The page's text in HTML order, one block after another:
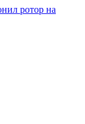
ротор на